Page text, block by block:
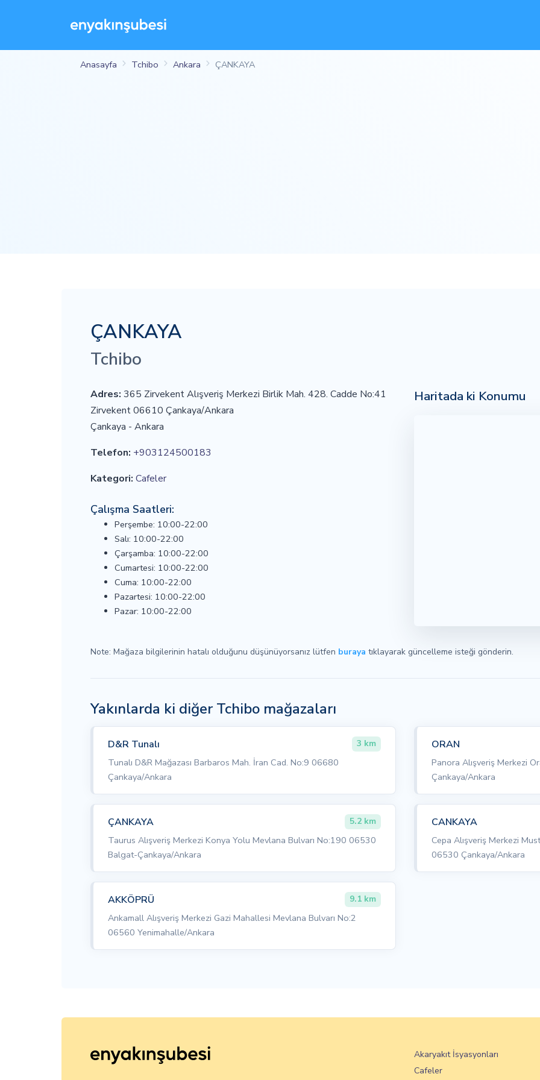
Anasayfa Tchibo Ankara ÇANKAYA
ÇANKAYA
Tchibo
Adres: 365 Zirvekent Alışveriş Merkezi Birlik Mah. 428. Cadde No:41
Zirvekent 06610 Çankaya/Ankara
Çankaya - Ankara
Telefon: +903124500183
Kategori: Cafeler
Çalışma Saatleri:
Perşembe: 10:00-22:00
Salı: 10:00-22:00
Çarşamba: 10:00-22:00
Cumartesi: 10:00-22:00
Cuma: 10:00-22:00
Pazartesi: 10:00-22:00
Pazar: 10:00-22:00
Haritada ki Konumu
Note: Mağaza bilgilerinin hatalı olduğunu düşünüyorsanız lütfen buraya tıklayarak güncelleme isteği gönderin.
Yakınlarda ki diğer Tchibo mağazaları
D&R Tunalı 3 km
Tunalı D&R Mağazası Barbaros Mah. İran Cad. No:9 06680
Çankaya/Ankara
ORAN
Panora Alışveriş Merkezi
Çankaya/Ankara
ÇANKAYA 5.2 km
Taurus Alışveriş Merkezi Konya Yolu Mevlana Bulvarı No:190 06530
Balgat-Çankaya/Ankara
CANKAYA
Cepa Alışveriş Merkezi
06530 Çankaya/Ankara
AKKÖPRÜ 9.1 km
Ankamall Alışveriş Merkezi Gazi Mahallesi Mevlana Bulvarı No:2
06560 Yenimahalle/Ankara
Akaryakıt İsyasyonları
Cafeler